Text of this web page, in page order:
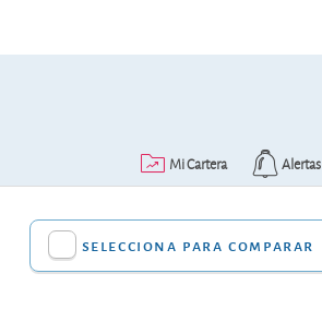
Alertas
Mi Cartera
selecciona para comparar